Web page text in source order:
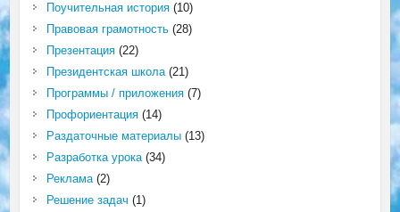
Поучительная история(10)
Правовая грамотность(28)
Презентация(22)
Президентская школа(21)
Программы / приложения(7)
Профориентация(14)
Раздаточные материалы(13)
Разработка урока(34)
Реклама(2)
Решение задач (1)